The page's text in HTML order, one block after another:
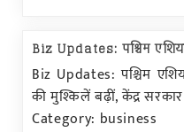
Biz Updates: पश्चिम
Biz Updates: पश्चिम
की मुश्किलें बढ़ीं, केंद्र
Category: business